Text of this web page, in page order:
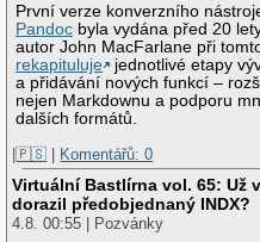
První verze konverzního
Pandoc byla vydána před 20
autor John MacFarlane při
rekapituluje
jednotlivé etapy
a přidávání nových funkcí –
nejen Markdownu a podporu
dalších formátů.
|🇵🇸 | Komentářů: 0
Virtuální Bastlírna vol. 65: Už
dorazil předobjednaný INDX?
4.8. 00:55 | Pozvánky